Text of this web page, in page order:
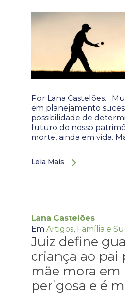
Por Lana Castelões.
em planejamento
possibilidade de
futuro do nosso
morte, ainda em vida.
Leia Mais
Lana Castelões
Em Artigos, Família e
Juiz define
criança ao pai
mãe mora em
perigosa e é